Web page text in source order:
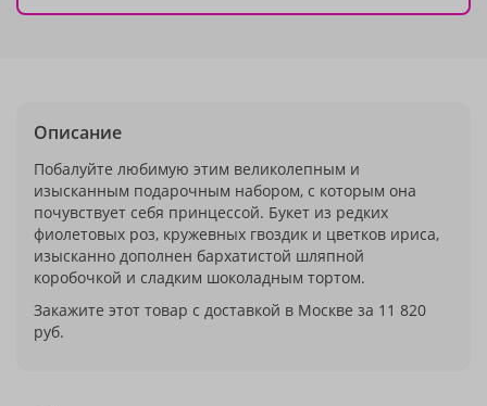
Описание
Побалуйте любимую этим великолепным и
изысканным подарочным набором, с которым она
почувствует себя принцессой. Букет из редких
фиолетовых роз, кружевных гвоздик и цветков ириса,
изысканно дополнен бархатистой шляпной
коробочкой и сладким шоколадным тортом.
Закажите этот товар с доставкой в Москве за 11 820
руб.